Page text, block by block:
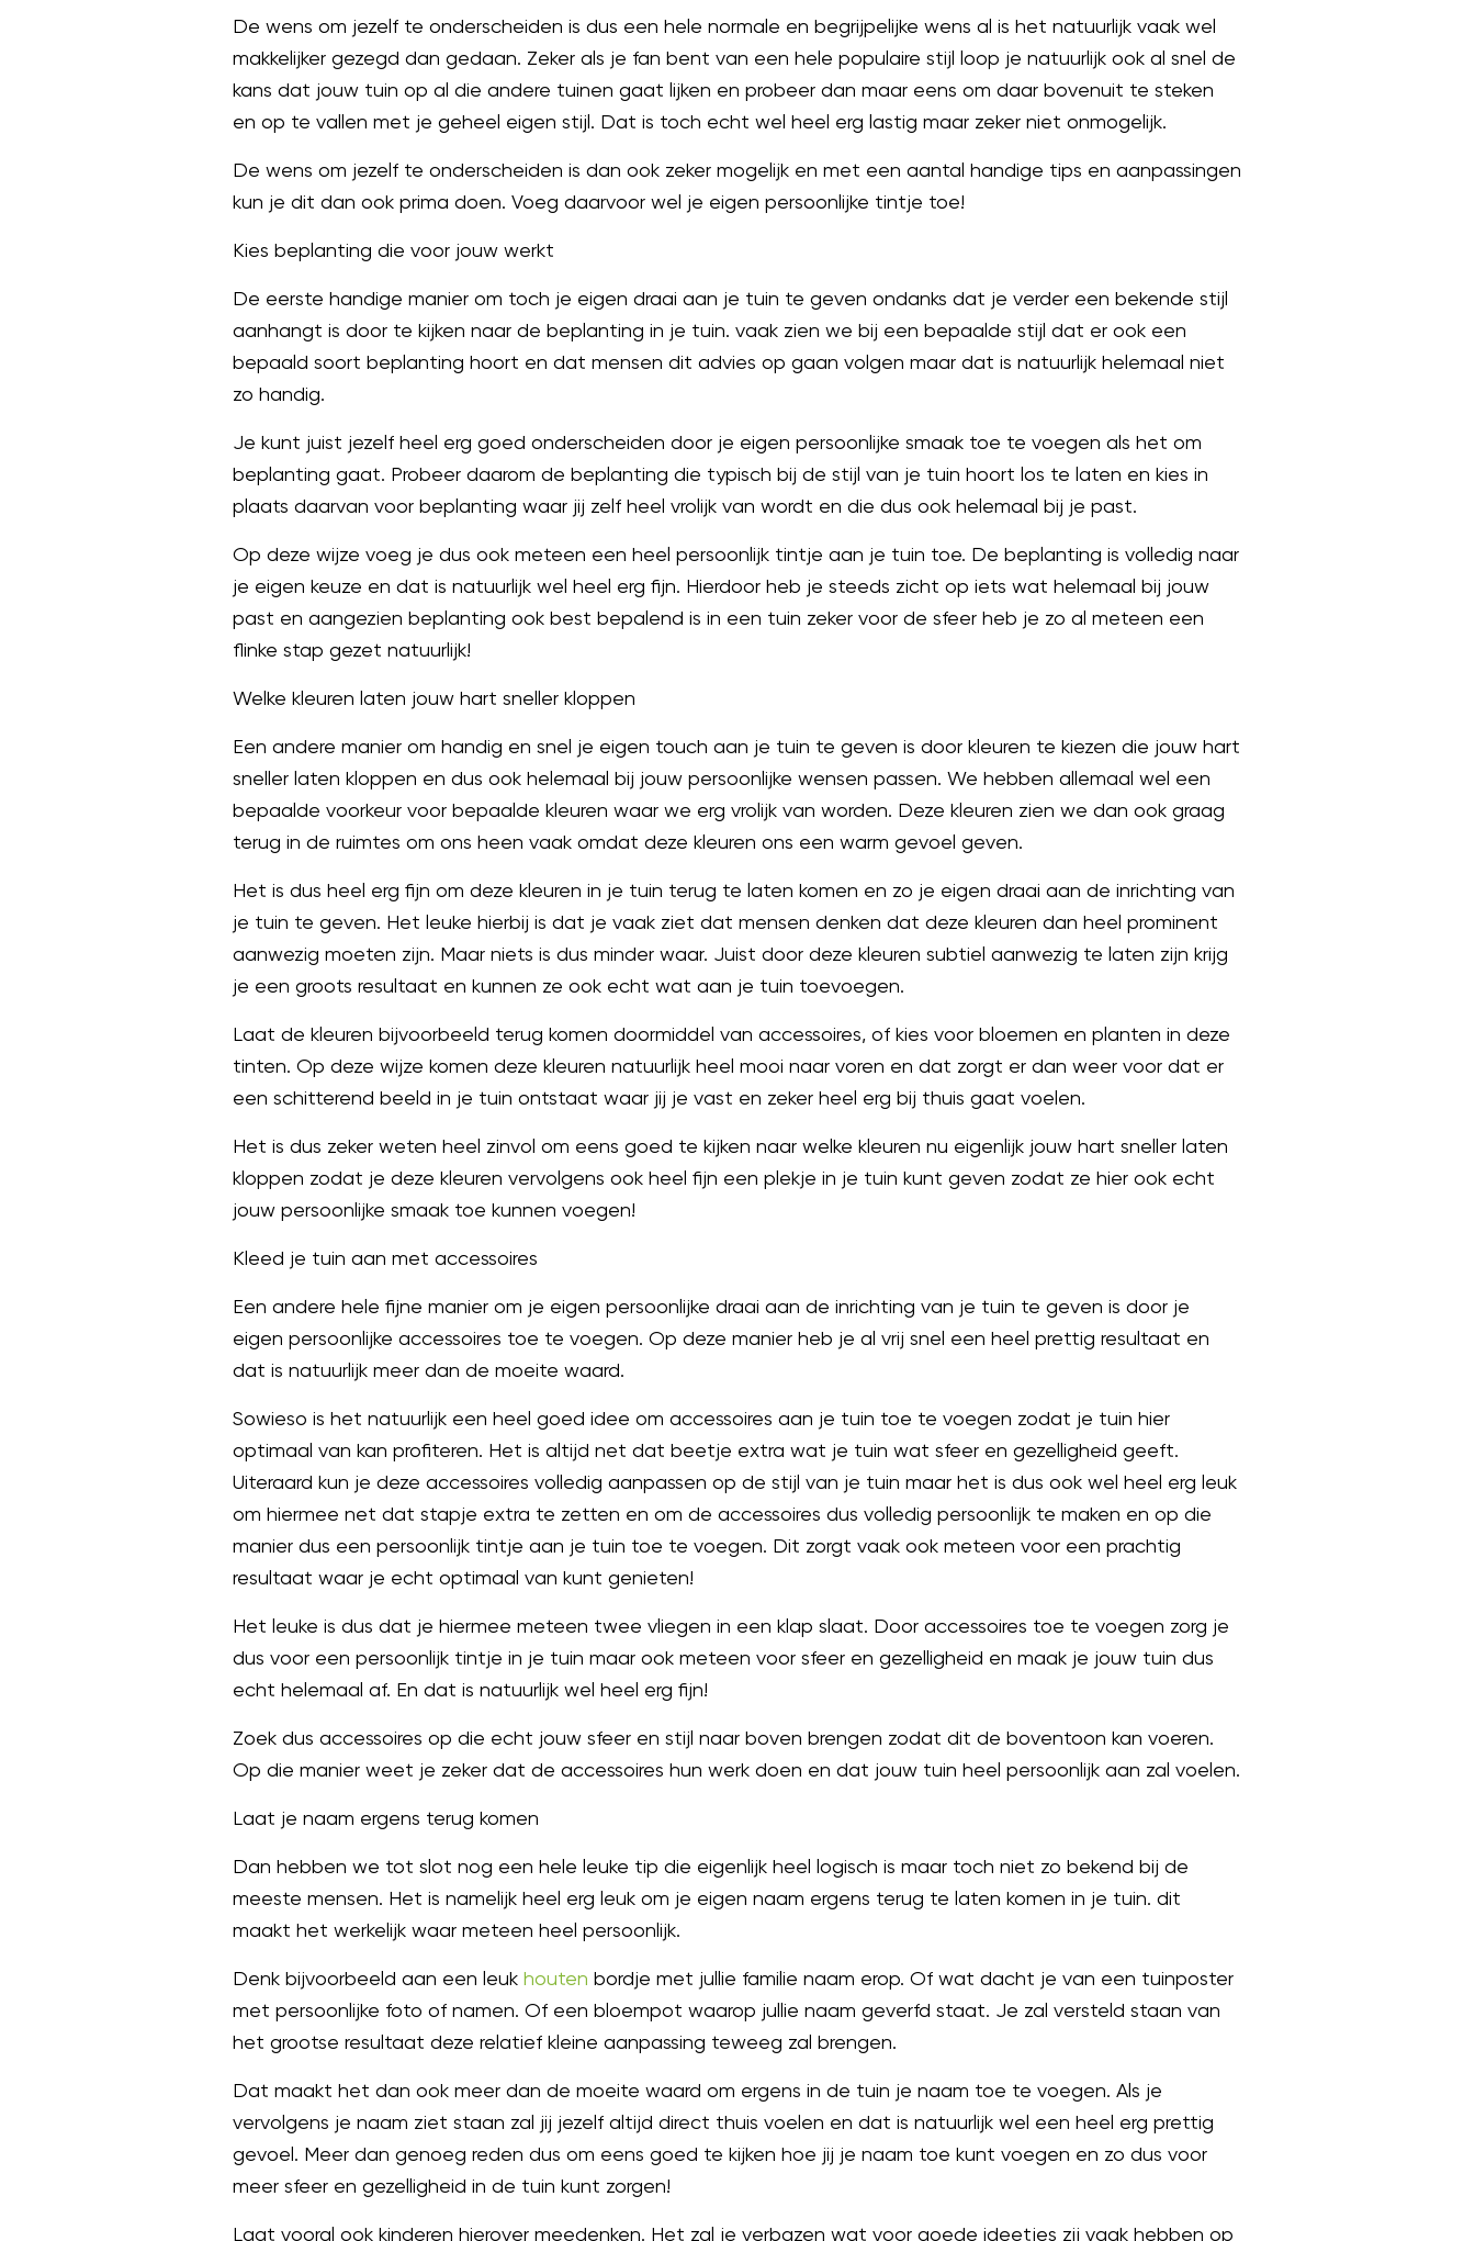
De wens om jezelf te onderscheiden is dus een hele normale en begrijpelijke wens al is het natuurlijk vaak wel
makkelijker gezegd dan gedaan. Zeker als je fan bent van een hele populaire stijl loop je natuurlijk ook al snel de
kans dat jouw tuin op al die andere tuinen gaat lijken en probeer dan maar eens om daar bovenuit te steken
en op te vallen met je geheel eigen stijl. Dat is toch echt wel heel erg lastig maar zeker niet onmogelijk.
De wens om jezelf te onderscheiden is dan ook zeker mogelijk en met een aantal handige tips en aanpassingen
kun je dit dan ook prima doen. Voeg daarvoor wel je eigen persoonlijke tintje toe!
Kies beplanting die voor jouw werkt
De eerste handige manier om toch je eigen draai aan je tuin te geven ondanks dat je verder een bekende stijl
aanhangt is door te kijken naar de beplanting in je tuin. vaak zien we bij een bepaalde stijl dat er ook een
bepaald soort beplanting hoort en dat mensen dit advies op gaan volgen maar dat is natuurlijk helemaal niet
zo handig.
Je kunt juist jezelf heel erg goed onderscheiden door je eigen persoonlijke smaak toe te voegen als het om
beplanting gaat. Probeer daarom de beplanting die typisch bij de stijl van je tuin hoort los te laten en kies in
plaats daarvan voor beplanting waar jij zelf heel vrolijk van wordt en die dus ook helemaal bij je past.
Op deze wijze voeg je dus ook meteen een heel persoonlijk tintje aan je tuin toe. De beplanting is volledig naar
je eigen keuze en dat is natuurlijk wel heel erg fijn. Hierdoor heb je steeds zicht op iets wat helemaal bij jouw
past en aangezien beplanting ook best bepalend is in een tuin zeker voor de sfeer heb je zo al meteen een
flinke stap gezet natuurlijk!
Welke kleuren laten jouw hart sneller kloppen
Een andere manier om handig en snel je eigen touch aan je tuin te geven is door kleuren te kiezen die jouw hart
sneller laten kloppen en dus ook helemaal bij jouw persoonlijke wensen passen. We hebben allemaal wel een
bepaalde voorkeur voor bepaalde kleuren waar we erg vrolijk van worden. Deze kleuren zien we dan ook graag
terug in de ruimtes om ons heen vaak omdat deze kleuren ons een warm gevoel geven.
Het is dus heel erg fijn om deze kleuren in je tuin terug te laten komen en zo je eigen draai aan de inrichting van
je tuin te geven. Het leuke hierbij is dat je vaak ziet dat mensen denken dat deze kleuren dan heel prominent
aanwezig moeten zijn. Maar niets is dus minder waar. Juist door deze kleuren subtiel aanwezig te laten zijn krijg
je een groots resultaat en kunnen ze ook echt wat aan je tuin toevoegen.
Laat de kleuren bijvoorbeeld terug komen doormiddel van accessoires, of kies voor bloemen en planten in deze
tinten. Op deze wijze komen deze kleuren natuurlijk heel mooi naar voren en dat zorgt er dan weer voor dat er
een schitterend beeld in je tuin ontstaat waar jij je vast en zeker heel erg bij thuis gaat voelen.
Het is dus zeker weten heel zinvol om eens goed te kijken naar welke kleuren nu eigenlijk jouw hart sneller laten
kloppen zodat je deze kleuren vervolgens ook heel fijn een plekje in je tuin kunt geven zodat ze hier ook echt
jouw persoonlijke smaak toe kunnen voegen!
Kleed je tuin aan met accessoires
Een andere hele fijne manier om je eigen persoonlijke draai aan de inrichting van je tuin te geven is door je
eigen persoonlijke accessoires toe te voegen. Op deze manier heb je al vrij snel een heel prettig resultaat en
dat is natuurlijk meer dan de moeite waard.
Sowieso is het natuurlijk een heel goed idee om accessoires aan je tuin toe te voegen zodat je tuin hier
optimaal van kan profiteren. Het is altijd net dat beetje extra wat je tuin wat sfeer en gezelligheid geeft.
Uiteraard kun je deze accessoires volledig aanpassen op de stijl van je tuin maar het is dus ook wel heel erg leuk
om hiermee net dat stapje extra te zetten en om de accessoires dus volledig persoonlijk te maken en op die
manier dus een persoonlijk tintje aan je tuin toe te voegen. Dit zorgt vaak ook meteen voor een prachtig
resultaat waar je echt optimaal van kunt genieten!
Het leuke is dus dat je hiermee meteen twee vliegen in een klap slaat. Door accessoires toe te voegen zorg je
dus voor een persoonlijk tintje in je tuin maar ook meteen voor sfeer en gezelligheid en maak je jouw tuin dus
echt helemaal af. En dat is natuurlijk wel heel erg fijn!
Zoek dus accessoires op die echt jouw sfeer en stijl naar boven brengen zodat dit de boventoon kan voeren.
Op die manier weet je zeker dat de accessoires hun werk doen en dat jouw tuin heel persoonlijk aan zal voelen.
Laat je naam ergens terug komen
Dan hebben we tot slot nog een hele leuke tip die eigenlijk heel logisch is maar toch niet zo bekend bij de
meeste mensen. Het is namelijk heel erg leuk om je eigen naam ergens terug te laten komen in je tuin. dit
maakt het werkelijk waar meteen heel persoonlijk.
Denk bijvoorbeeld aan een leukhouten bordje met jullie familie naam erop. Of wat dacht je van een tuinposter
met persoonlijke foto of namen. Of een bloempot waarop jullie naam geverfd staat. Je zal versteld staan van
het grootse resultaat deze relatief kleine aanpassing teweeg zal brengen.
Dat maakt het dan ook meer dan de moeite waard om ergens in de tuin je naam toe te voegen. Als je
vervolgens je naam ziet staan zal jij jezelf altijd direct thuis voelen en dat is natuurlijk wel een heel erg prettig
gevoel. Meer dan genoeg reden dus om eens goed te kijken hoe jij je naam toe kunt voegen en zo dus voor
meer sfeer en gezelligheid in de tuin kunt zorgen!
Laat vooral ook kinderen hierover meedenken. Het zal je verbazen wat voor goede ideetjes zij vaak hebben op